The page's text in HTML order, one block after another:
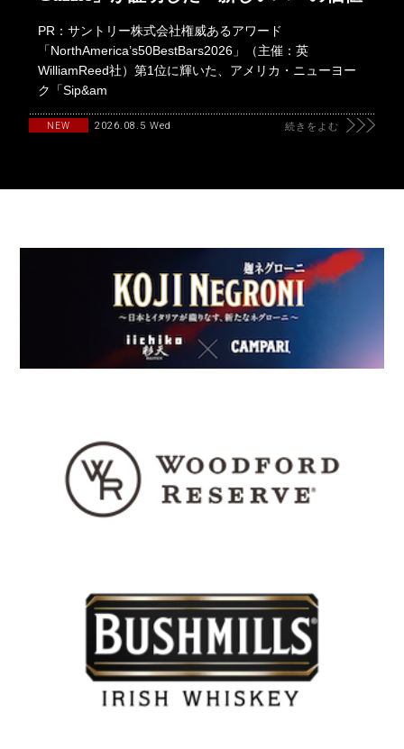
PR：サントリー株式会社権威あるアワード
「NorthAmerica’s50BestBars2026」（主催：英
WilliamReed社）第1位に輝いた、アメリカ・ニューヨー
ク「Sip&am
NEW 2026.08.5 Wed 続きをよむ